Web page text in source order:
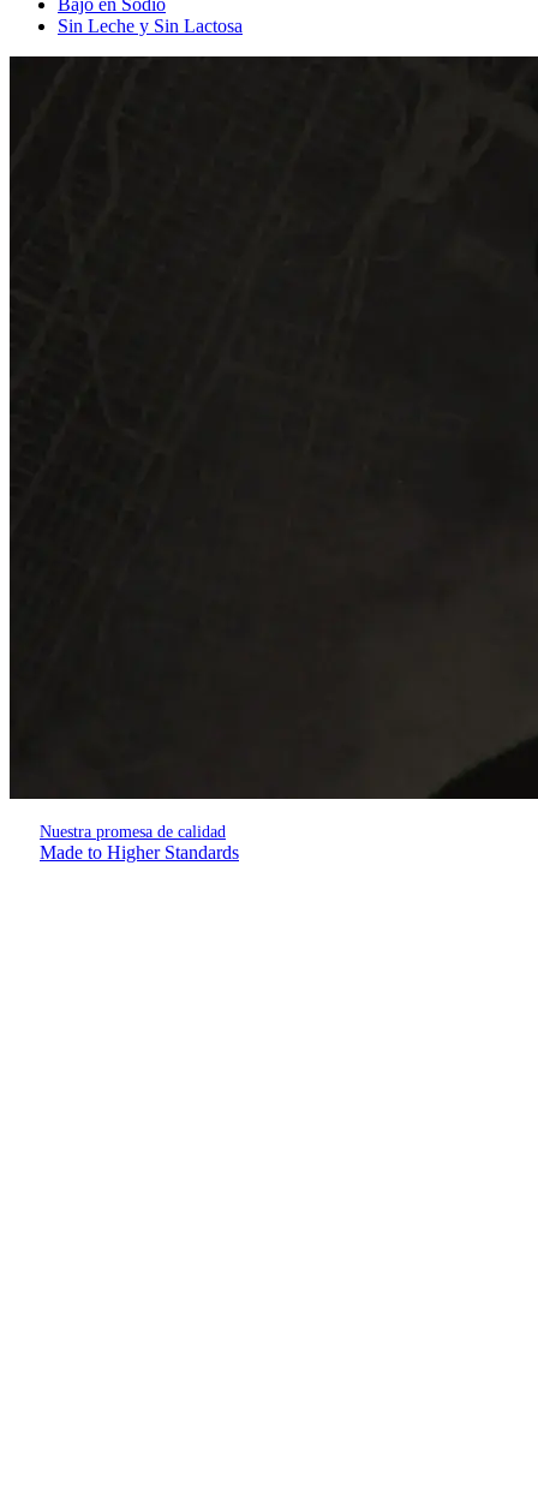
Sin Leche y Sin Lactosa
Nuestra promesa de calidad
Made to Higher Standards